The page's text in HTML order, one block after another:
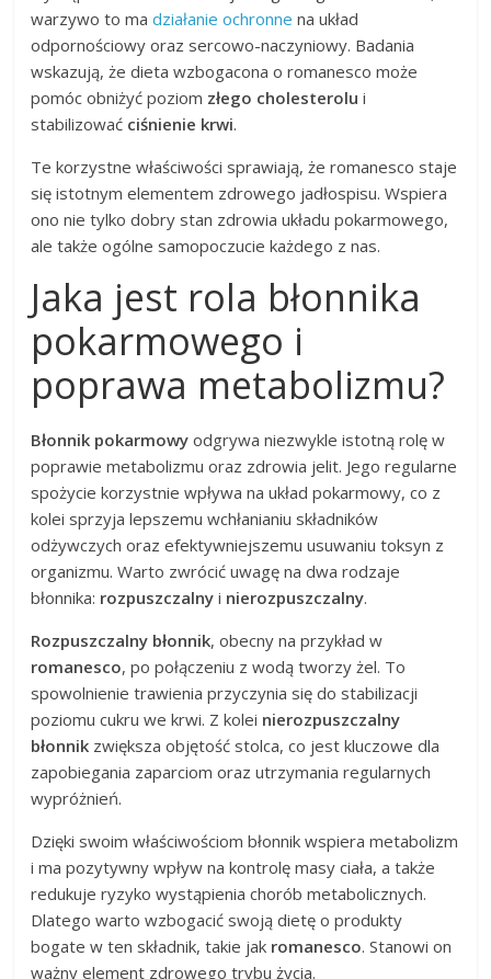
warzywo to madziałanie ochronne na układ
odpornościowy oraz sercowo-naczyniowy. Badania
wskazują, że dieta wzbogacona o romanesco może
pomóc obniżyć poziom złego cholesterolu i
stabilizować ciśnienie krwi.
Te korzystne właściwości sprawiają, że romanesco staje
się istotnym elementem zdrowego jadłospisu. Wspiera
ono nie tylko dobry stan zdrowia układu pokarmowego,
ale także ogólne samopoczucie każdego z nas.
Jaka jest rola błonnika
pokarmowego i
poprawa metabolizmu?
Błonnik pokarmowy odgrywa niezwykle istotną rolę w
poprawie metabolizmu oraz zdrowia jelit. Jego regularne
spożycie korzystnie wpływa na układ pokarmowy, co z
kolei sprzyja lepszemu wchłanianiu składników
odżywczych oraz efektywniejszemu usuwaniu toksyn z
organizmu. Warto zwrócić uwagę na dwa rodzaje
błonnika: rozpuszczalny i nierozpuszczalny.
Rozpuszczalny błonnik, obecny na przykład w
romanesco, po połączeniu z wodą tworzy żel. To
spowolnienie trawienia przyczynia się do stabilizacji
poziomu cukru we krwi. Z kolei nierozpuszczalny
błonnik zwiększa objętość stolca, co jest kluczowe dla
zapobiegania zaparciom oraz utrzymania regularnych
wypróżnień.
Dzięki swoim właściwościom błonnik wspiera metabolizm
i ma pozytywny wpływ na kontrolę masy ciała, a także
redukuje ryzyko wystąpienia chorób metabolicznych.
Dlatego warto wzbogacić swoją dietę o produkty
bogate w ten składnik, takie jak romanesco. Stanowi on
ważny element zdrowego trybu życia.